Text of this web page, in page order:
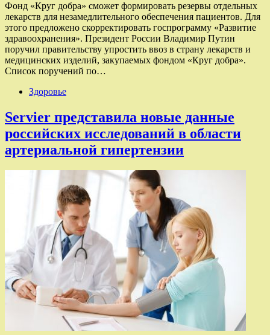
Фонд «Круг добра» сможет формировать резервы отдельных
лекарств для незамедлительного обеспечения пациентов. Для
этого предложено скорректировать госпрограмму «Развитие
здравоохранения». Президент России Владимир Путин
поручил правительству упростить ввоз в страну лекарств и
медицинских изделий, закупаемых фондом «Круг добра».
Список поручений по…
Здоровье
Servier представила новые данные
российских исследований в области
артериальной гипертензии